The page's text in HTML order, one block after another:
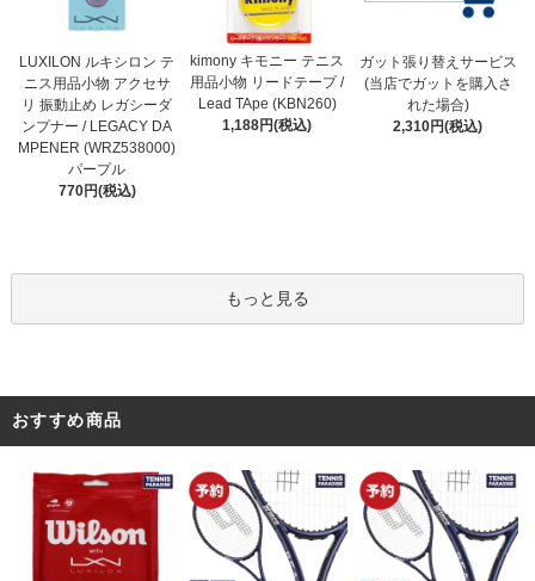
LUXILON ルキシロン テ
ニス用品小物 アクセサ
リ 振動止め レガシーダ
ンプナー / LEGACY DA
MPENER (WRZ538000)
パープル
770円(税込)
kimony キモニー テニス
用品小物 リードテープ /
Lead TApe (KBN260)
1,188円(税込)
ガット張り替えサービス
(当店でガットを購入さ
れた場合)
2,310円(税込)
もっと見る
おすすめ商品